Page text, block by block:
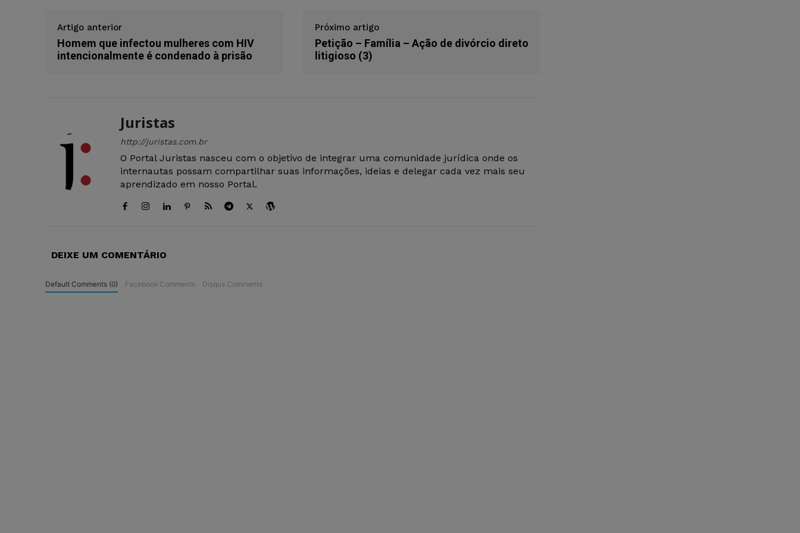
Artigo anterior
Homem que infectou mulheres com HIV
intencionalmente é condenado à prisão
Próximo artigo
Petição – Família – Ação de divórcio direto
litigioso (3)
Juristas
http://juristas.com.br
O Portal Juristas nasceu com o objetivo de integrar uma comunidade jurídica onde os
internautas possam compartilhar suas informações, ideias e delegar cada vez mais seu
aprendizado em nosso Portal.
DEIXE UM COMENTÁRIO
Default Comments (0) Facebook Comments Disqus Comments